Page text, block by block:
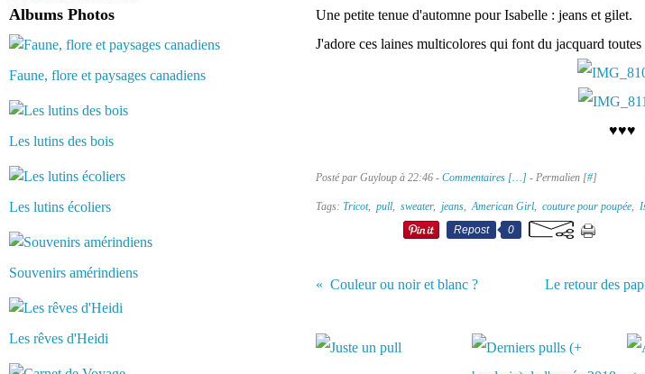
Albums Photos
Faune, flore et paysages canadiens
Les lutins des bois
Les lutins écoliers
Souvenirs amérindiens
Les rêves d'Heidi
Une petite tenue d'automne pour Isabelle : jeans et gilet.
J'adore ces laines multicolores qui font du jacquard toutes
♥♥♥
Posté par Guyloup à 22:46 - Commentaires […] - Permalien [#]
Tags: Tricot, pull, sweater, jeans,American Girl, couture pour poupée,
Repost
0
Couleur ou noir et blanc ? Le retour des